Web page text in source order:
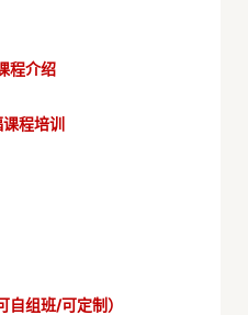
程介绍
自组班/可定制）